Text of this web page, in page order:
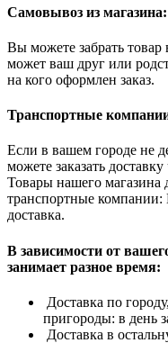
Самовывоз из магазина:
Вы можете забрать
может ваш друг или
на кого оформлен заказ.
Транспортные
Если в вашем городе не
можете заказать
Товары нашего магазина
транспортные
доставка.
В зависимости от
занимает разное время:
Доставка по
пригороды: в день
Доставка в